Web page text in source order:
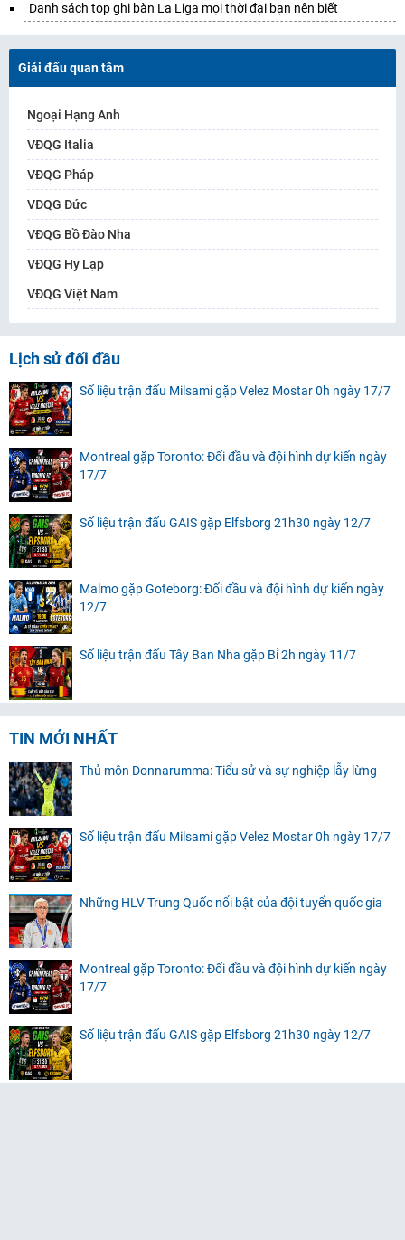
Danh sách top ghi bàn La Liga mọi thời đại bạn nên biết
Giải đấu quan tâm
Ngoại Hạng Anh
VĐQG Italia
VĐQG Pháp
VĐQG Đức
VĐQG Bồ Đào Nha
VĐQG Hy Lạp
VĐQG Việt Nam
Lịch sử đối đầu
Số liệu trận đấu Milsami gặp Velez Mostar 0h ngày 17/7
Montreal gặp Toronto: Đối đầu và đội hình dự kiến ngày
17/7
Số liệu trận đấu GAIS gặp Elfsborg 21h30 ngày 12/7
Malmo gặp Goteborg: Đối đầu và đội hình dự kiến ngày
12/7
Số liệu trận đấu Tây Ban Nha gặp Bỉ 2h ngày 11/7
TIN MỚI NHẤT
Thủ môn Donnarumma: Tiểu sử và sự nghiệp lẫy lừng
Số liệu trận đấu Milsami gặp Velez Mostar 0h ngày 17/7
Những HLV Trung Quốc nổi bật của đội tuyển quốc gia
Montreal gặp Toronto: Đối đầu và đội hình dự kiến ngày
17/7
Số liệu trận đấu GAIS gặp Elfsborg 21h30 ngày 12/7